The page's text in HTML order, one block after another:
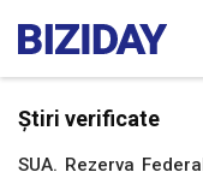
Știri verificate
SUA. Rezerva